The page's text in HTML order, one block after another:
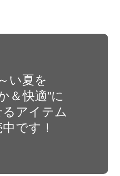
い夏を
＆快適”に
アイテム
です！